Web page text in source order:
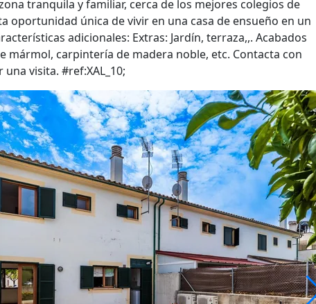
tranquila y familiar, cerca de los mejores colegios de
oportunidad única de vivir en una casa de ensueño en un
adicionales: Extras: Jardín, terraza,,. Acabados
mármol, carpintería de madera noble, etc. Contacta con
visita. #ref:XAL_10;